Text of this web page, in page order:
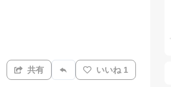
共有 いいね 1